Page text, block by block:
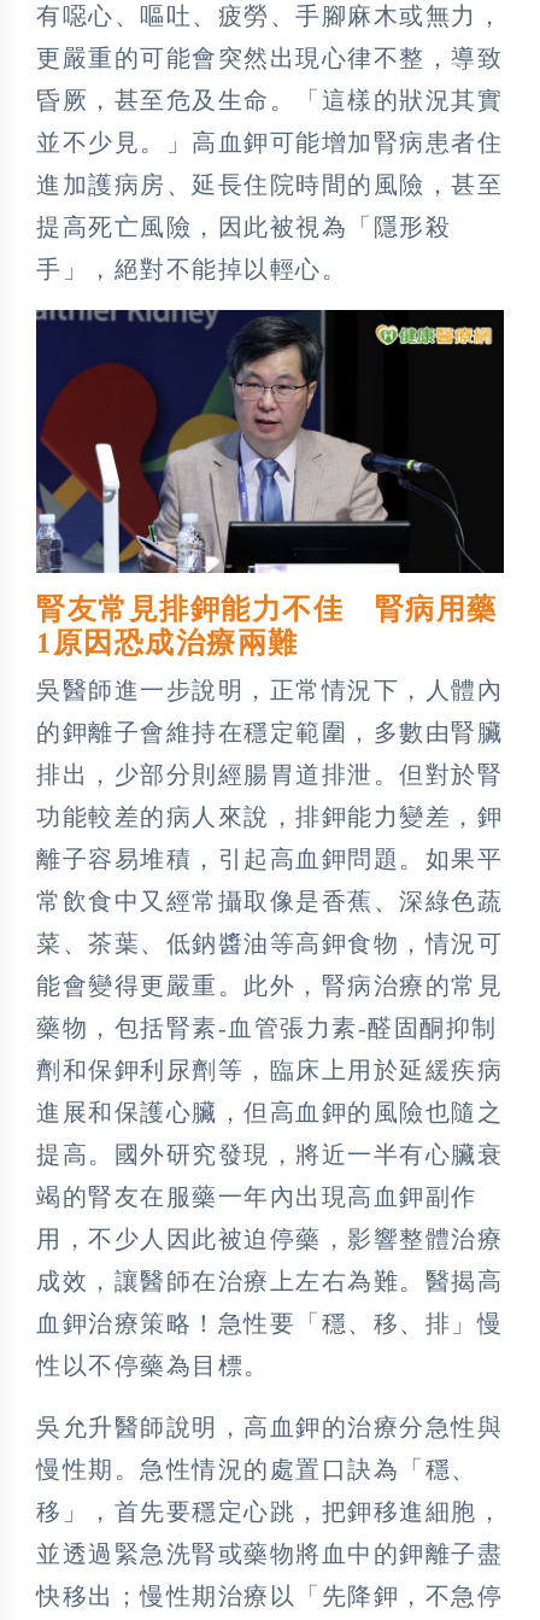
有噁心、嘔吐、疲勞、手腳麻木或無力，
更嚴重的可能會突然出現心律不整，導致
昏厥，甚至危及生命。「這樣的狀況其實
並不少見。」高血鉀可能增加腎病患者住
進加護病房、延長住院時間的風險，甚至
提高死亡風險，因此被視為「隱形殺
手」，絕對不能掉以輕心。
腎友常見排鉀能力不佳 腎病用藥
1原因恐成治療兩難
吳醫師進一步說明，正常情況下，人體內
的鉀離子會維持在穩定範圍，多數由腎臟
排出，少部分則經腸胃道排泄。但對於腎
功能較差的病人來說，排鉀能力變差，鉀
離子容易堆積，引起高血鉀問題。如果平
常飲食中又經常攝取像是香蕉、深綠色蔬
菜、茶葉、低鈉醬油等高鉀食物，情況可
能會變得更嚴重。此外，腎病治療的常見
藥物，包括腎素-血管張力素-醛固酮抑制
劑和保鉀利尿劑等，臨床上用於延緩疾病
進展和保護心臟，但高血鉀的風險也隨之
提高。國外研究發現，將近一半有心臟衰
竭的腎友在服藥一年內出現高血鉀副作
用，不少人因此被迫停藥，影響整體治療
成效，讓醫師在治療上左右為難。醫揭高
血鉀治療策略！急性要「穩、移、排」慢
性以不停藥為目標。
吳允升醫師說明，高血鉀的治療分急性與
慢性期。急性情況的處置口訣為「穩、
移」，首先要穩定心跳，把鉀移進細胞，
並透過緊急洗腎或藥物將血中的鉀離子盡
快移出；慢性期治療以「先降鉀，不急停